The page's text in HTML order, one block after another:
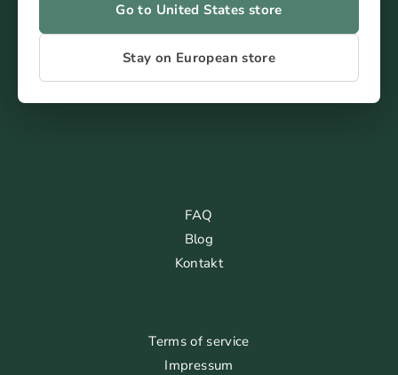
FAQ
Blog
Kontakt
Terms of service
Impressum
Go to United States store
Stay on European store